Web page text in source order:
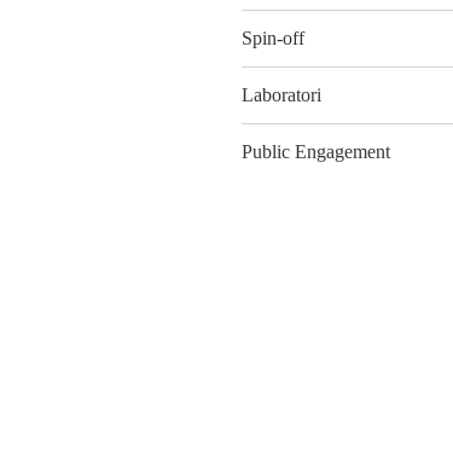
Spin-off
Laboratori
Public Engagement